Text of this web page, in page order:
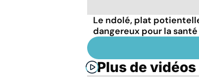
Le ndolé, plat
dangereux pour la santé
Plus de vidéos